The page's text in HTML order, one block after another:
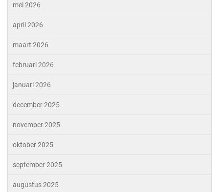
mei 2026
april 2026
maart 2026
februari 2026
januari 2026
december 2025
november 2025
oktober 2025
september 2025
augustus 2025